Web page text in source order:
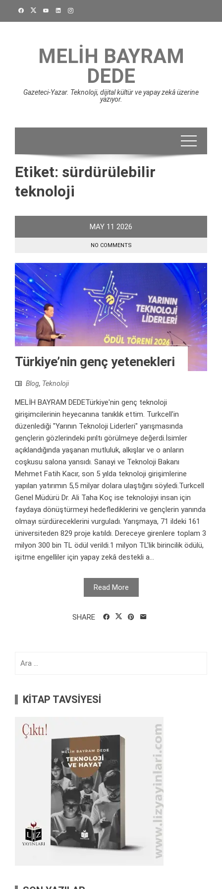
MELIH BAYRAM
DEDE
Gazeteci-Yazar. Teknoloji, dijital kültür ve yapay zekâ üzerine
yazıyor.
Etiket: sürdürülebilir
teknoloji
MAY 11 2026
NO COMMENTS
Türkiye’nin genç yetenekleri
Blog, Teknoloji
MELİH BAYRAM DEDETürkiye'nin genç teknoloji
girişimcilerinin heyecanına tanıklık ettim. Turkcell'in
düzenlediği "Yarının Teknoloji Liderleri" yarışmasında
gençlerin gözlerindeki pırıltı görülmeye değerdi.İsimler
açıklandığında yaşanan mutluluk, alkışlar ve o anların
coşkusu salona yansıdı. Sanayi ve Teknoloji Bakanı
Mehmet Fatih Kacır, son 5 yılda teknoloji girişimlerine
yapılan yatırımın 5,5 milyar dolara ulaştığını söyledi.Turkcell
Genel Müdürü Dr. Ali Taha Koç ise teknolojiyi insan için
faydaya dönüştürmeyi hedeflediklerini ve gençlerin yanında
olmayı sürdüreceklerini vurguladı. Yarışmaya, 71 ildeki 161
üniversiteden 829 proje katıldı. Dereceye girenlere toplam 3
milyon 300 bin TL ödül verildi.1 milyon TL'lik birincilik ödülü,
işitme engelliler için yapay zekâ destekli a...
Read More
SHARE
KİTAP TAVSİYESİ